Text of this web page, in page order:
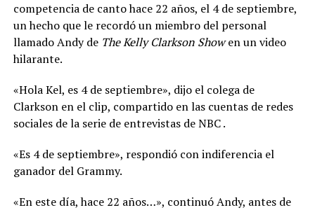
competencia de canto hace 22 años, el 4 de septiembre,
un hecho que le recordó un miembro del personal
llamado Andy de The Kelly Clarkson Showen un video
hilarante.
«Hola Kel, es 4 de septiembre», dijo el colega de
Clarkson en el clip, compartido en las cuentas de redes
sociales de la serie de entrevistas de NBC .
«Es 4 de septiembre», respondió con indiferencia el
ganador del Grammy.
«En este día, hace 22 años…», continuó Andy, antes de